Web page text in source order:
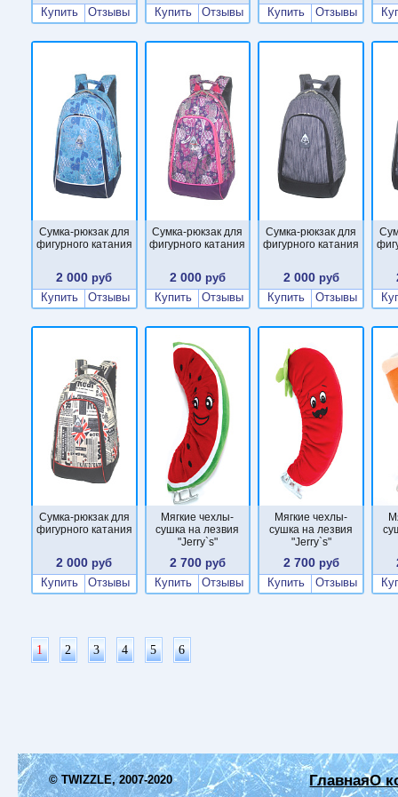
Купить
Отзывы
Купить
Отзывы
Купить
Отзывы
Сумка-рюкзак для
фигурного катания
2 000 руб
Купить
Отзывы
Сумка-рюкзак для
фигурного катания
2 000 руб
Купить
Отзывы
Сумка-рюкзак для
фигурного катания
2 000руб
Купить
Отзывы
Сумка-рюкзак для
фигурного катания
2 000 руб
Купить
Отзывы
Мягкие чехлы-
сушка на лезвия
"Jerry`s"
2 700 руб
Купить
Отзывы
Мягкие чехлы-
сушка на лезвия
"Jerry`s"
2 700руб
Купить
Отзывы
1 2 3 4 5 6
© TWIZZLE, 2007-2020 ГлавнаяО